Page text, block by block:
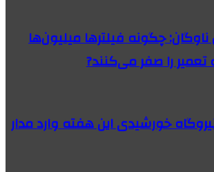
ناوگان: چگونه فیلترها میلیون‌ها
تعمیر را صفر می‌کنند?
نیروگاه‌ خورشیدی این هفته وارد مدار